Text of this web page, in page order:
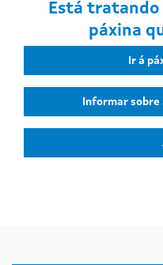
Está tratando
páxina
Ir á
Informar sobre